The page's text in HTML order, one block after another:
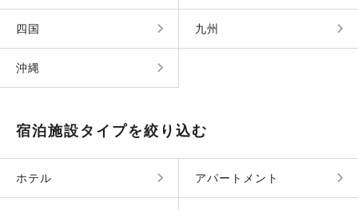
四国 九州
沖縄
宿泊施設タイプを絞り込む
ホテル アパートメント